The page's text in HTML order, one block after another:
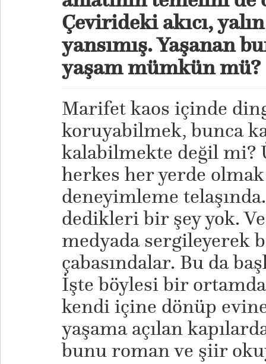
Çevirideki akıcı,
yansımış. Yaşanan
yaşam mümkün mü?
Marifet kaos içinde
koruyabilmek, bunca
kalabilmekte değil mi?
herkes her yerde
deneyimleme
dedikleri bir şey yok.
medyada sergileyerek
çabasındalar. Bu da
İşte böylesi bir
kendi içine dönüp
yaşama açılan
bunu roman ve şiir